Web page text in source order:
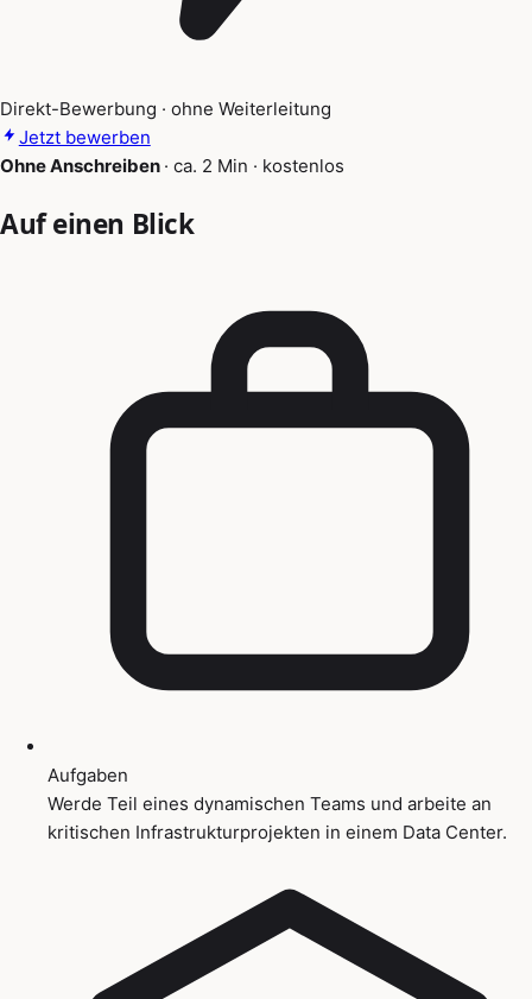
Direkt-Bewerbung · ohne Weiterleitung
Jetzt bewerben
Ohne Anschreiben · ca. 2 Min · kostenlos
Auf einen Blick
Aufgaben
Werde Teil eines dynamischen Teams und arbeite an
kritischen Infrastrukturprojekten in einem Data Center.